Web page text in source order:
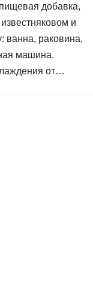
добавка,
и
ванна, раковина,
машина.
от…